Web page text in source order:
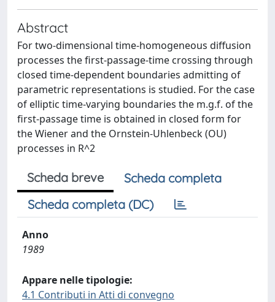
Abstract
For two-dimensional time-homogeneous diffusion
processes the first-passage-time crossing through
closed time-dependent boundaries admitting of
parametric representations is studied. For the case
of elliptic time-varying boundaries the m.g.f. of the
first-passage time is obtained in closed form for
the Wiener and the Ornstein-Uhlenbeck (OU)
processes in R^2
Scheda breve
Scheda completa
Scheda completa (DC)
Anno
1989
Appare nelle tipologie:
4.1 Contributi in Atti di convegno